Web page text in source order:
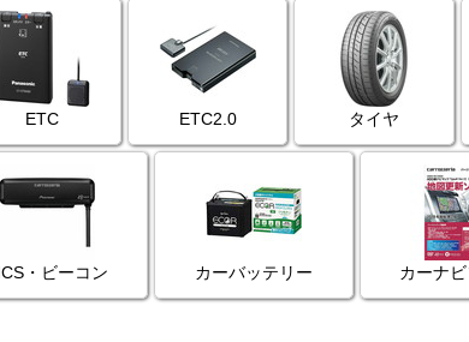
ETC ETC2.0 タイヤ
・ビーコン カーバッテリー カーナビ